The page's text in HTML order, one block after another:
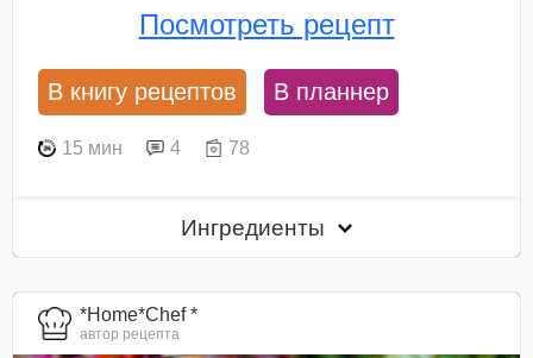
Посмотреть рецепт
В книгу рецептов В планнер
15 мин 4 78
Ингредиенты
*Home*Chef *
автор рецепта